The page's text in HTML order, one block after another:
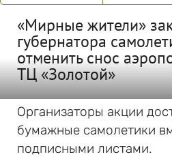
«Мирные жители»
губернатора
отменить снос
ТЦ «Золотой»
Организаторы акции
бумажные самолетики
подписными листами.